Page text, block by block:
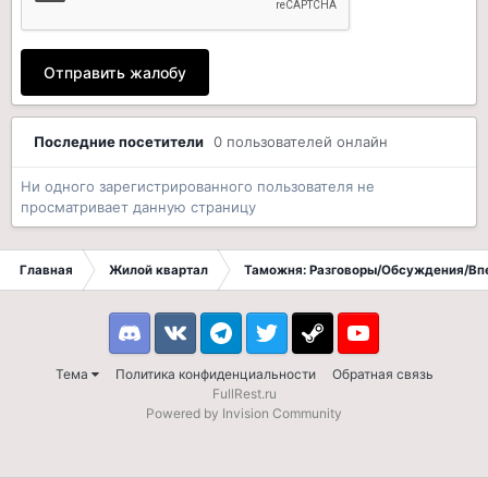
Отправить жалобу
Последние посетители 0 пользователей онлайн
Ни одного зарегистрированного пользователя не
просматривает данную страницу
Главная Жилой квартал Таможня: Разговоры/Обсуждения/
Тема Политика конфиденциальности Обратная связь
DiscordVK TelegramTwitter Steam Youtube
FullRest.ru
Powered by Invision Community